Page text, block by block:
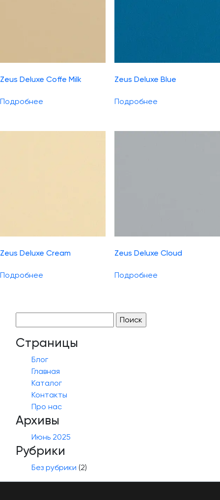
Zeus Deluxe Coffe Milk
Подробнее
Zeus Deluxe Blue
Подробнее
Zeus Deluxe Cream
Подробнее
Zeus Deluxe Cloud
Подробнее
Страницы
Блог
Главная
Каталог
Контакты
Про нас
Архивы
Июнь 2025
Рубрики
Без рубрики (2)